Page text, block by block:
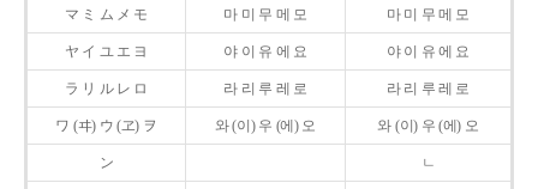
マ ミ ム メ モ 마 미 무 메 모 마 미 무 메 모
ヤ イ ユ エ ヨ 야 이 유 에 요 야 이 유 에 요
ラ リ ル レ ロ 라 리 루 레 로 라 리 루 레 로
ワ (ヰ) ウ (ヱ) ヲ 와 (이) 우 (에) 오 와 (이) 우 (에) 오
ン ㄴ